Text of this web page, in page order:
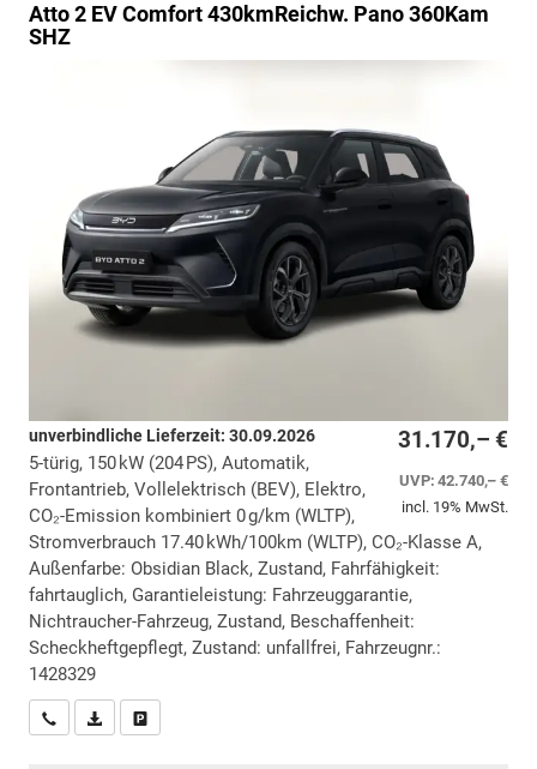
Atto 2 EV Comfort 430kmReichw. Pano 360Kam
SHZ
31.170,– €
UVP:42.740,– €
incl. 19% MwSt.
unverbindliche Lieferzeit: 30.09.2026
5-türig, 150 kW (204 PS), Automatik,
Frontantrieb, Vollelektrisch (BEV), Elektro,
CO₂-Emission kombiniert 0 g/km (WLTP),
Stromverbrauch 17.40 kWh/100km (WLTP), CO₂-Klasse A,
Außenfarbe: Obsidian Black, Zustand, Fahrfähigkeit:
fahrtauglich, Garantieleistung: Fahrzeuggarantie,
Nichtraucher-Fahrzeug, Zustand, Beschaffenheit:
Scheckheftgepflegt, Zustand: unfallfrei, Fahrzeugnr.:
1428329
Wir rufen Sie anPDF-Datei, Fahrzeugexposé drucken